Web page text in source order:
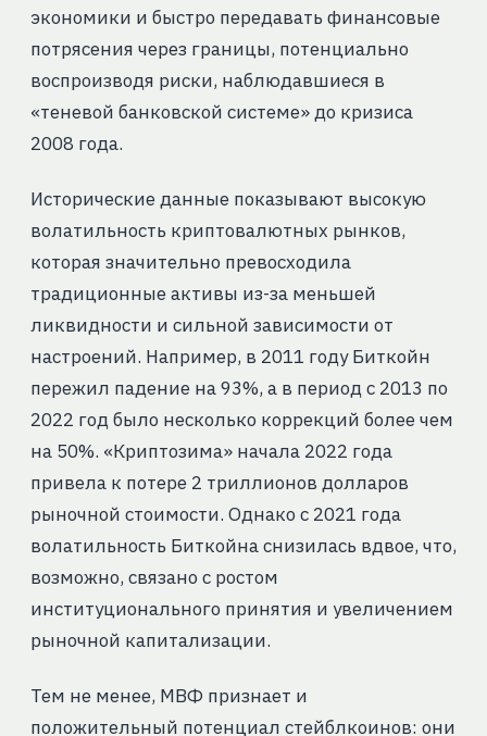
экономики и быстро передавать финансовые
потрясения через границы, потенциально
воспроизводя риски, наблюдавшиеся в
«теневой банковской системе» до кризиса
2008 года.
Исторические данные показывают высокую
волатильность криптовалютных рынков,
которая значительно превосходила
традиционные активы из-за меньшей
ликвидности и сильной зависимости от
настроений. Например, в 2011 году Биткойн
пережил падение на 93%, а в период с 2013 по
2022 год было несколько коррекций более чем
на 50%. «Криптозима» начала 2022 года
привела к потере 2 триллионов долларов
рыночной стоимости. Однако с 2021 года
волатильность Биткойна снизилась вдвое, что,
возможно, связано с ростом
институционального принятия и увеличением
рыночной капитализации.
Тем не менее, МВФ признает и
положительный потенциал стейблкоинов: они